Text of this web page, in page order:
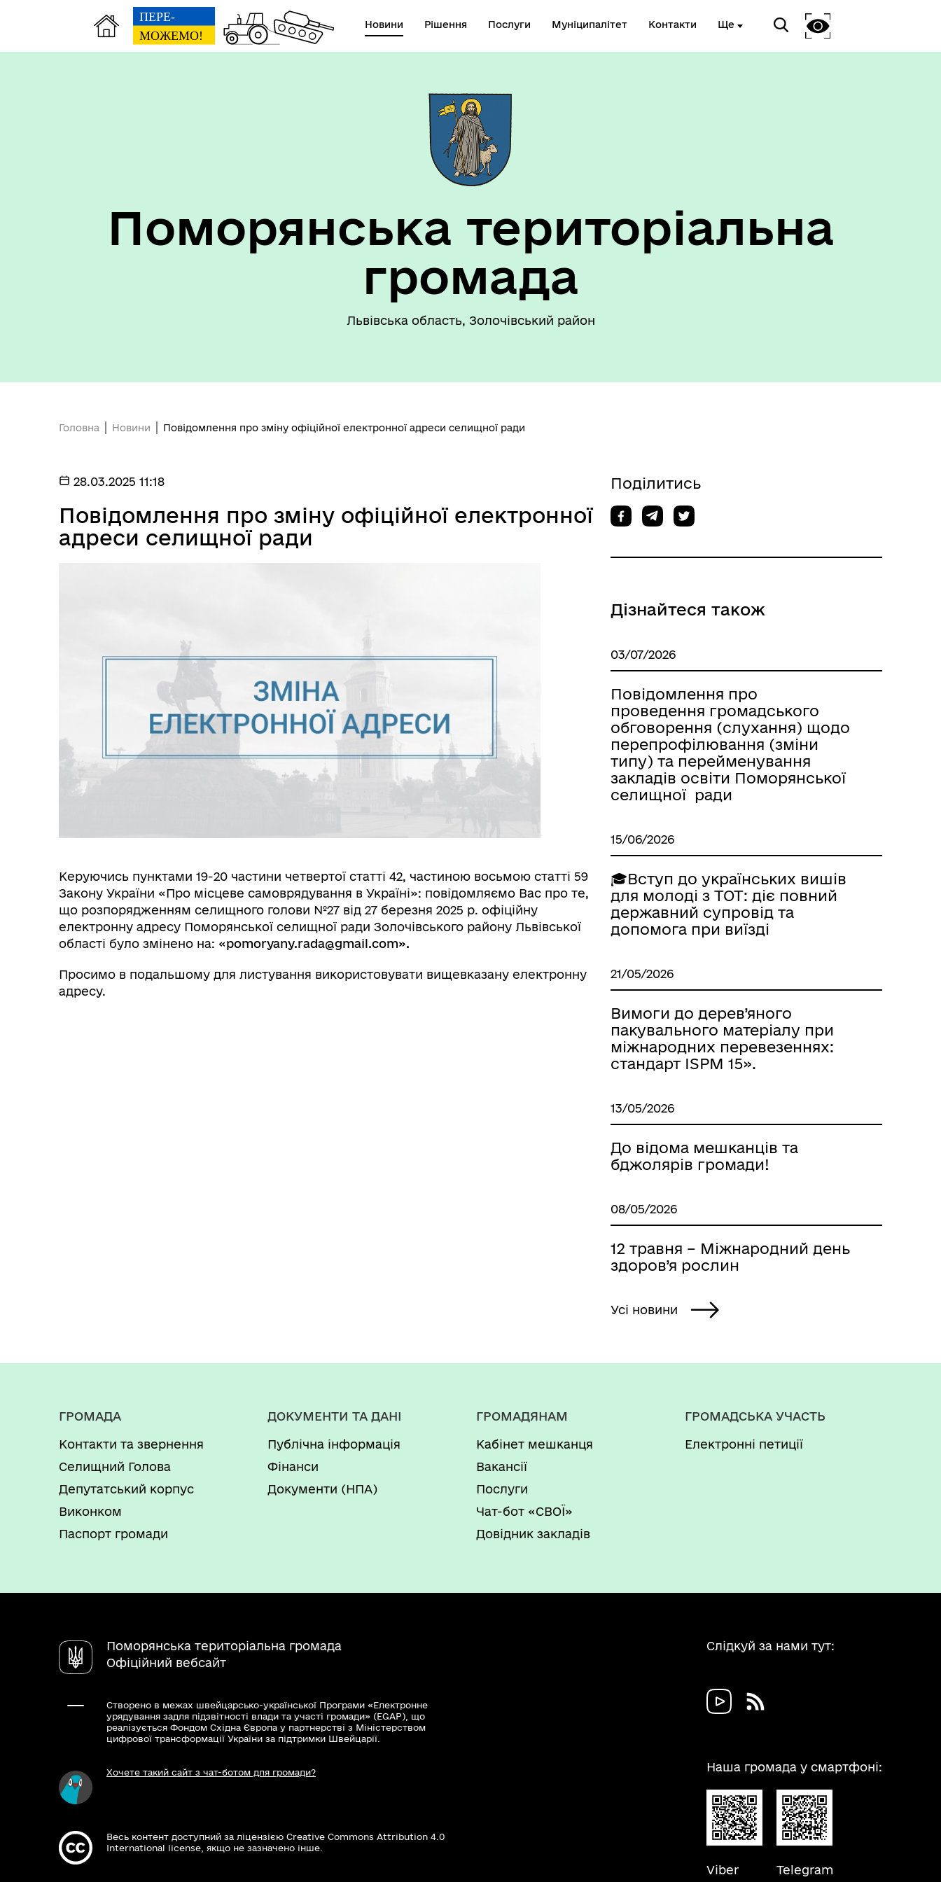
Новини Рішення Послуги Муніципалітет Контакти Ще
Місцеві податки та збои
Виконком
Фахівець із соціальної роботи
Поморянська територіальна
громада
Львівська область, Золочівський район
Головна Новини Повідомлення про зміну офіційної електронної адреси селищної ради
28.03.2025 11:18
Повідомлення про зміну офіційної електронної
адреси селищної ради
Керуючись пунктами 19-20 частини четвертої статті 42, частиною восьмою статті 59
Закону України «Про місцеве самоврядування в Україні»: повідомляємо Вас про те,
що розпорядженням селищного голови №27 від 27 березня 2025 р. офіційну
електронну адресу Поморянської селищної ради Золочівського району Львівської
області було змінено на: «pomoryany.rada@gmail.com».
Просимо в подальшому для листування використовувати вищевказану електронну
адресу.
Поділитись
Дізнайтеся також
03/07/2026
Повідомлення про
проведення громадського
обговорення (слухання) щодо
перепрофілювання (зміни
типу) та перейменування
закладів освіти Поморянської
селищної ради
15/06/2026
🎓Вступ до українських вишів
для молоді з ТОТ: діє повний
державний супровід та
допомога при виїзді
21/05/2026
Вимоги до дерев’яного
пакувального матеріалу при
міжнародних перевезеннях:
стандарт ISPM 15».
13/05/2026
До відома мешканців та
бджолярів громади!
08/05/2026
12 травня – Міжнародний день
здоров’я рослин
Усі новини
ГРОМАДА
Контакти та звернення
Селищний Голова
Депутатський корпус
Виконком
Паспорт громади
ДОКУМЕНТИ ТА ДАНІ
Публічна інформація
Фінанси
Документи (НПА)
ГРОМАДЯНАМ
Кабінет мешканця
Вакансії
Послуги
Чат-бот «СВОЇ»
Довідник закладів
ГРОМАДСЬКА УЧАСТЬ
Електронні петиції
Поморянська територіальна громада
Офіційний вебсайт
Створено в межах швейцарсько-української Програми «Електронне
урядування задля підзвітності влади та участі громади» (EGAP), що
реалізується Фондом Східна Європа у партнерстві з Міністерством
цифрової трансформації України за підтримки Швейцарії.
Хочете такий сайт з чат-ботом для громади?
Весь контент доступний за ліцензією Creative Commons Attribution 4.0
International license, якщо не зазначено інше.
Слідкуй за нами тут:
Наша громада у смартфоні:
Viber Telegram